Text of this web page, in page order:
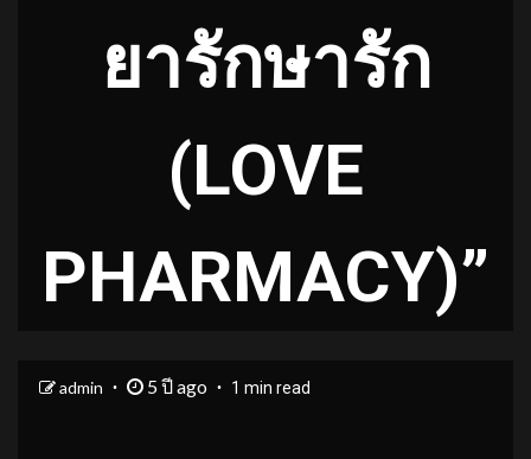
ยารักษารัก
(LOVE
PHARMACY)”
admin 5 ปี ago 1 min read